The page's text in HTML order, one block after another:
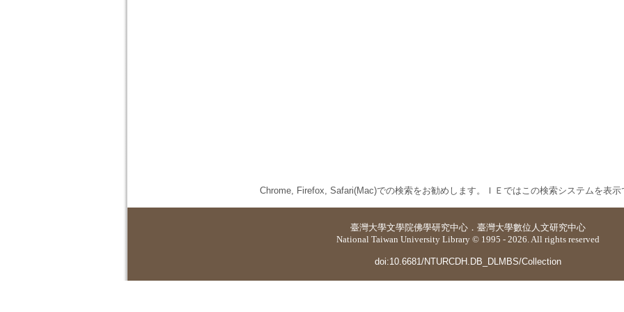
Chrome, Firefox, Safari(Mac)での検索をお勧めします。ＩＥではこの検索システムを表示
臺灣大學文學院佛學研究中心 ． 臺灣大學數位人文研究中心
National Taiwan University Library © 1995 - 2026. All rights reserved
doi:10.6681/NTURCDH.DB_DLMBS/Collection